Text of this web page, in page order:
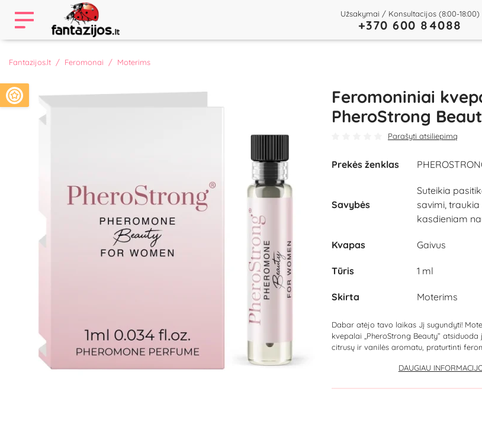
Užsakymai / Konsultacijos (8:00-18:00)
+370 600 84088
Fantazijos.lt Feromonai Moterims
Feromoniniai
PheroStrong
Parašyti atsiliepimą
Prekės ženklas
Savybės
Suteikia
savimi, traukia
kasdieniam
Kvapas Gaivus
Tūris 1 ml
Skirta Moterims
Dabar atėjo tavo laikas Jį sugundyti!
kvepalai „PheroStrong Beauty” atsiduoda
citrusų ir vanilės aromatu, praturtinti
DAUGIAU